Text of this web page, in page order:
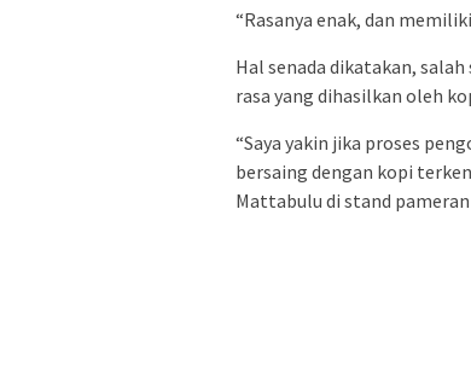
“Rasanya enak, dan
Hal senada dikatakan,
rasa yang dihasilkan oleh
“Saya yakin jika proses
bersaing dengan kopi
Mattabulu di stand